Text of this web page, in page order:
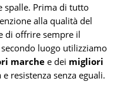
spalle. Prima di tutto
alla qualità del
di offrire sempre il
luogo utilizziamo
marchee dei migliori
resistenza senza eguali.